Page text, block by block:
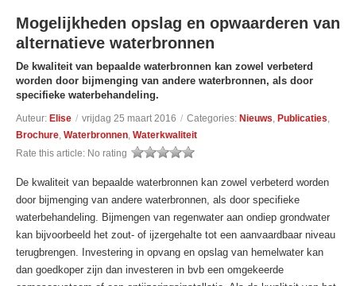
Mogelijkheden opslag en opwaarderen van
alternatieve waterbronnen
De kwaliteit van bepaalde waterbronnen kan zowel verbeterd
worden door bijmenging van andere waterbronnen, als door
specifieke waterbehandeling.
Auteur: Elise / vrijdag 25 maart 2016 / Categories: Nieuws, Publicaties,
Brochure, Waterbronnen, Waterkwaliteit
Rate this article: No rating
De kwaliteit van bepaalde waterbronnen kan zowel verbeterd worden
door bijmenging van andere waterbronnen, als door specifieke
waterbehandeling. Bijmengen van regenwater aan ondiep grondwater
kan bijvoorbeeld het zout- of ijzergehalte tot een aanvaardbaar niveau
terugbrengen. Investering in opvang en opslag van hemelwater kan
dan goedkoper zijn dan investeren in bvb een omgekeerde